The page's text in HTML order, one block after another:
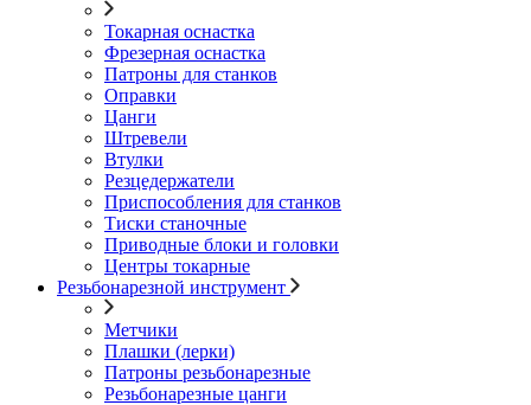
Токарная оснастка
Фрезерная оснастка
Патроны для станков
Оправки
Цанги
Штревели
Втулки
Резцедержатели
Приспособления для станков
Тиски станочные
Приводные блоки и головки
Центры токарные
Резьбонарезной инструмент
Метчики
Плашки (лерки)
Патроны резьбонарезные
Резьбонарезные цанги